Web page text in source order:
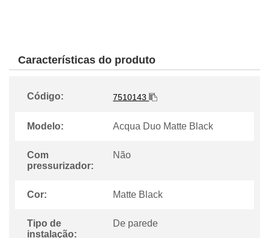
Características do produto
Código: 7510143
Modelo: Acqua Duo Matte Black
Com
pressurizador:
Não
Cor: Matte Black
Tipo de
instalação:
De parede